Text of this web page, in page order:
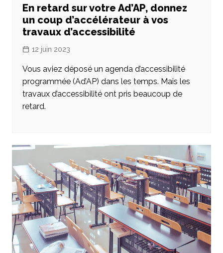
En retard sur votre Ad’AP, donnez
un coup d’accélérateur à vos
travaux d’accessibilité
12 juin 2023
Vous aviez déposé un agenda d’accessibilité
programmée (Ad’AP) dans les temps. Mais les
travaux d’accessibilité ont pris beaucoup de
retard.